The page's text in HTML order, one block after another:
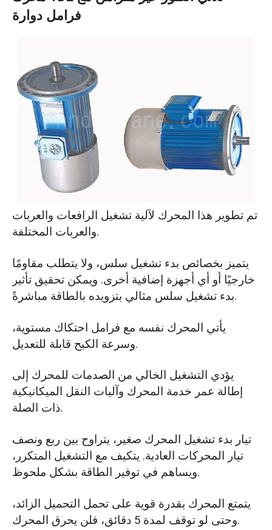
فرامل دوارة
تم تطوير هذا المحرك لآلية تشغيل الرافعات والعربات
والعربات المختلفة.
يتميز بخصائص بدء تشغيل سلس، ولا يتطلب مقاومًا
خارجيًا أو أي أجهزة إضافية أخرى. ويمكن تحقيق تأثير
بدء تشغيل سلس مثالي بتزويده بالطاقة مباشرةً.
يأتي المحرك نفسه مع فرامل احتكاك مستوية،
وسرعة الكبح قابلة للتعديل.
يؤدي التشغيل الخالي من الصدمات للمحرك إلى
إطالة عمر خدمة المحرك وآليات النقل الميكانيكية
ذات الصلة.
تيار بدء تشغيل المحرك صغير، يتراوح بين ربع ونصف
تيار المحركات العادية. يتكيف مع التشغيل المتكرر،
ويساهم في توفير الطاقة بشكل ملحوظ.
يتمتع المحرك بقدرة قوية على تحمل التحميل الزائد،
وحتى لو توقف لمدة 5 دقائق، فلن يحرق المحرك.